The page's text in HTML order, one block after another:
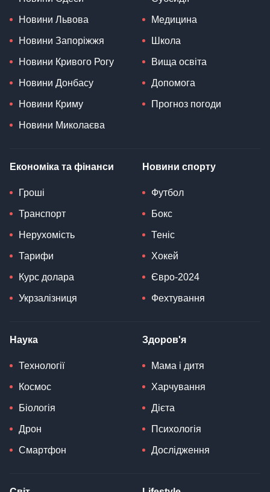
Новини Львова
Новини Запоріжжя
Новини Кривого Рогу
Новини Донбасу
Новини Криму
Новини Миколаєва
Медицина
Школа
Вища освіта
Допомога
Прогноз погоди
Економіка та фінанси
Гроші
Транспорт
Нерухомість
Тарифи
Курс долара
Укрзалізниця
Новини спорту
Футбол
Бокс
Теніс
Хокей
Євро-2024
Фехтування
Наука
Технології
Космос
Біологія
Дрон
Смартфон
Здоров'я
Мама і дитя
Харчування
Дієта
Психологія
Дослідження